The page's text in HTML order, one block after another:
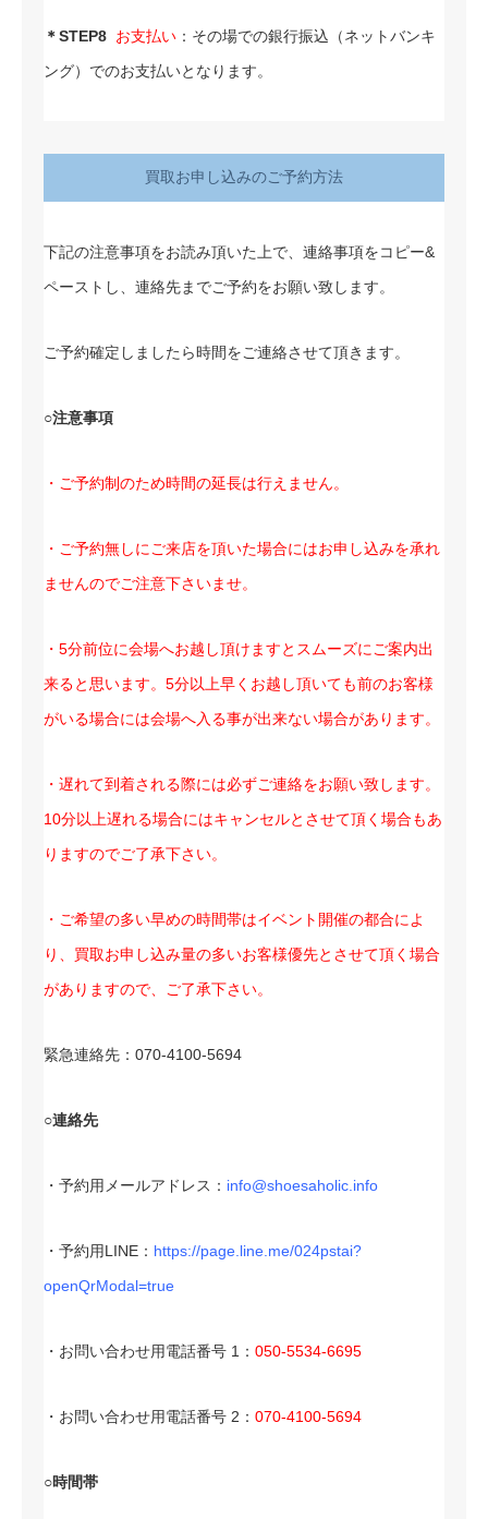
＊STEP8 お支払い ：その場での銀行振込（ネットバンキ
ング）でのお支払いとなります。
買取お申し込みのご予約方法
下記の注意事項をお読み頂いた上で、連絡事項をコピー&
ペーストし、連絡先までご予約をお願い致します。
ご予約確定しましたら時間をご連絡させて頂きます。
○注意事項
・ご予約制のため時間の延長は行えません。
・ご予約無しにご来店を頂いた場合にはお申し込みを承れ
ませんのでご注意下さいませ。
・5分前位に会場へお越し頂けますとスムーズにご案内出
来ると思います。5分以上早くお越し頂いても前のお客様
がいる場合には会場へ入る事が出来ない場合があります。
・遅れて到着される際には必ずご連絡をお願い致します。
10分以上遅れる場合にはキャンセルとさせて頂く場合もあ
りますのでご了承下さい。
・ご希望の多い早めの時間帯はイベント開催の都合によ
り、買取お申し込み量の多いお客様優先とさせて頂く場合
がありますので、ご了承下さい。
緊急連絡先：070-4100-5694
○連絡先
・予約用メールアドレス： info@shoesaholic.info
・予約用LINE： https://page.line.me/024pstai?
openQrModal=true
・お問い合わせ用電話番号 1： 050-5534-6695
・お問い合わせ用電話番号 2： 070-4100-5694
○時間帯